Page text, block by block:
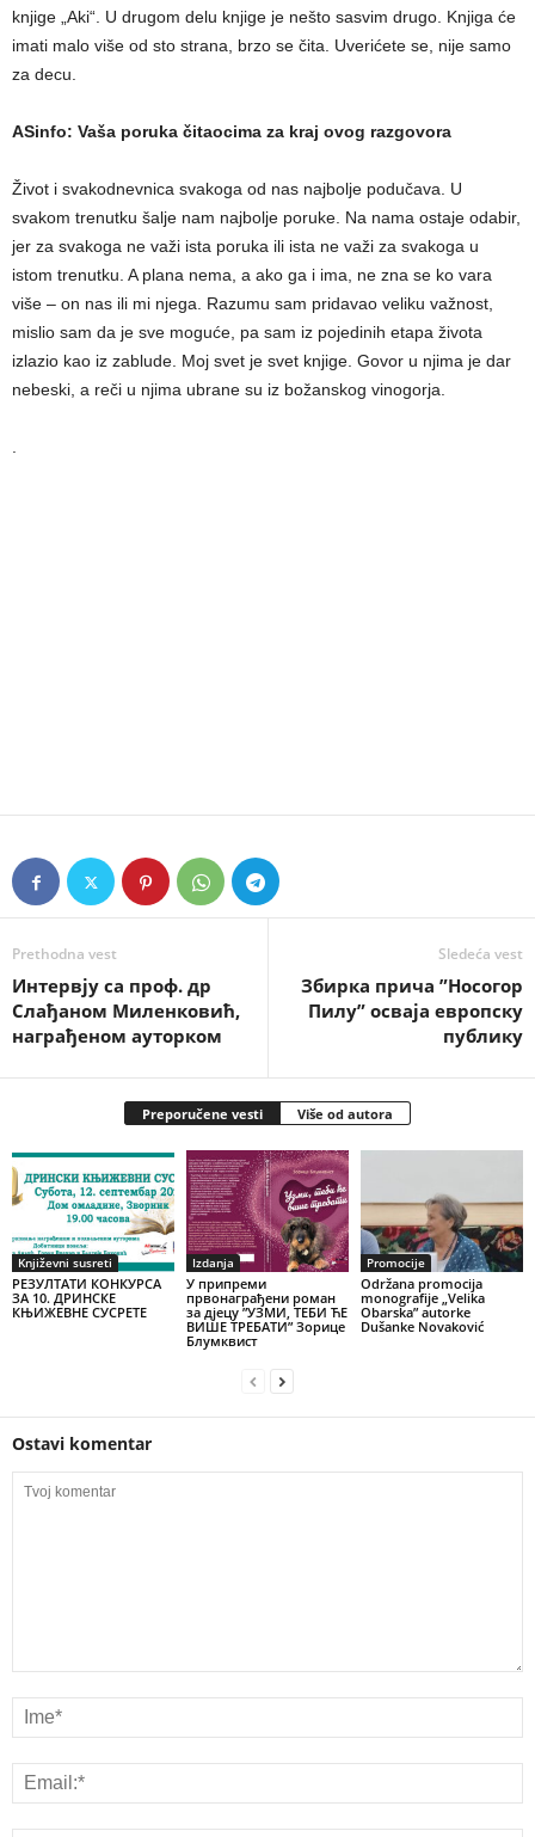
knjige „Aki“. U drugom delu knjige je nešto sasvim drugo. Knjiga će
imati malo više od sto strana, brzo se čita. Uverićete se, nije samo
za decu.
ASinfo: Vaša poruka čitaocima za kraj ovog razgovora
Život i svakodnevnica svakoga od nas najbolje podučava. U
svakom trenutku šalje nam najbolje poruke. Na nama ostaje odabir,
jer za svakoga ne važi ista poruka ili ista ne važi za svakoga u
istom trenutku. A plana nema, a ako ga i ima, ne zna se ko vara
više – on nas ili mi njega. Razumu sam pridavao veliku važnost,
mislio sam da je sve moguće, pa sam iz pojedinih etapa života
izlazio kao iz zablude. Moj svet je svet knjige. Govor u njima je dar
nebeski, a reči u njima ubrane su iz božanskog vinogorja.
.
Prethodna vest
Интервју са проф. др
Слађаном Миленковић,
награђеном ауторком
Sledeća vest
Збирка прича ”Носогор
Пилу” осваја европску
публику
Preporučene vesti Više od autora
Književni susreti
РЕЗУЛТАТИ КОНКУРСА
ЗА 10. ДРИНСКЕ
КЊИЖЕВНЕ СУСРЕТЕ
Izdanja
У припреми
првонаграђени роман
за дјецу ”УЗМИ, ТЕБИ ЋЕ
ВИШЕ ТРЕБАТИ” Зорице
Блумквист
Promocije
Održana promocija
monografije „Velika
Obarska” autorke
Dušanke Novaković
Ostavi komentar